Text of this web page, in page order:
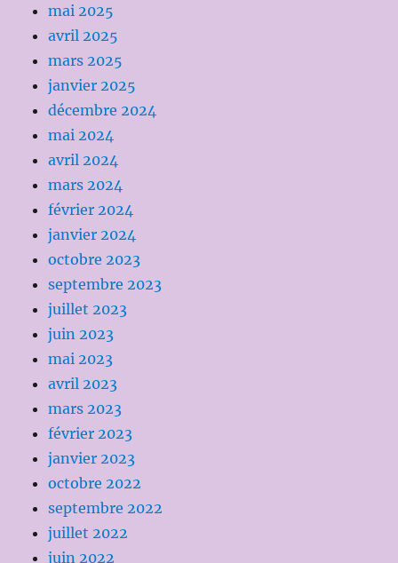
mai 2025
avril 2025
mars 2025
janvier 2025
décembre 2024
mai 2024
avril 2024
mars 2024
février 2024
janvier 2024
octobre 2023
septembre 2023
juillet 2023
juin 2023
mai 2023
avril 2023
mars 2023
février 2023
janvier 2023
octobre 2022
septembre 2022
juillet 2022
juin 2022